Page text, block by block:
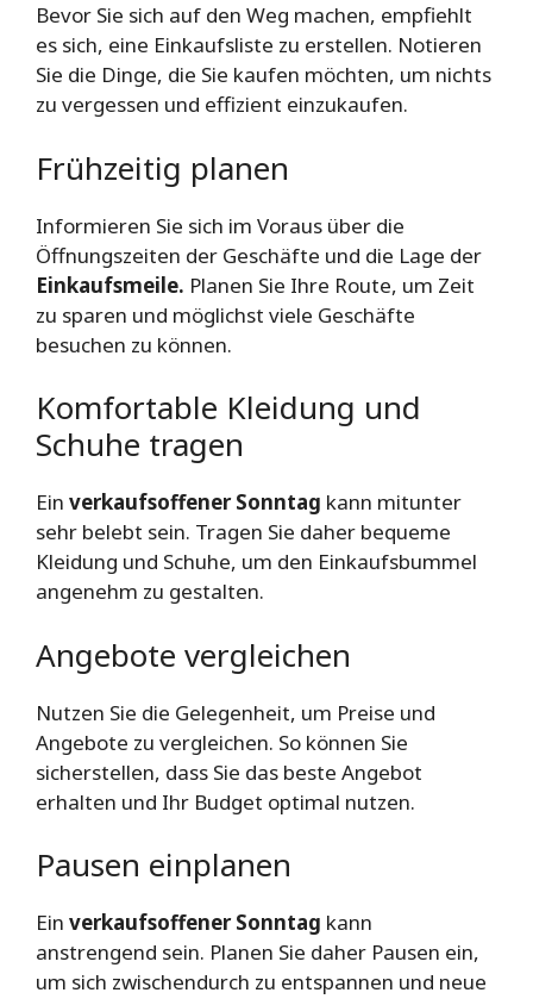
Bevor Sie sich auf den Weg machen, empfiehlt
es sich, eine Einkaufsliste zu erstellen. Notieren
Sie die Dinge, die Sie kaufen möchten, um nichts
zu vergessen und effizient einzukaufen.
Frühzeitig planen
Informieren Sie sich im Voraus über die
Öffnungszeiten der Geschäfte und die Lage der
Einkaufsmeile. Planen Sie Ihre Route, um Zeit
zu sparen und möglichst viele Geschäfte
besuchen zu können.
Komfortable Kleidung und
Schuhe tragen
Ein verkaufsoffener Sonntag kann mitunter
sehr belebt sein. Tragen Sie daher bequeme
Kleidung und Schuhe, um den Einkaufsbummel
angenehm zu gestalten.
Angebote vergleichen
Nutzen Sie die Gelegenheit, um Preise und
Angebote zu vergleichen. So können Sie
sicherstellen, dass Sie das beste Angebot
erhalten und Ihr Budget optimal nutzen.
Pausen einplanen
Ein verkaufsoffener Sonntag kann
anstrengend sein. Planen Sie daher Pausen ein,
um sich zwischendurch zu entspannen und neue